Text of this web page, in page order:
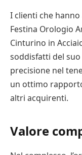
I clienti che
Festina Orologio
Cinturino in
soddisfatti del
precisione nel
un ottimo
altri acquirenti.
Valore